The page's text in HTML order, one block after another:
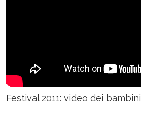
Festival 2011: video dei bambini